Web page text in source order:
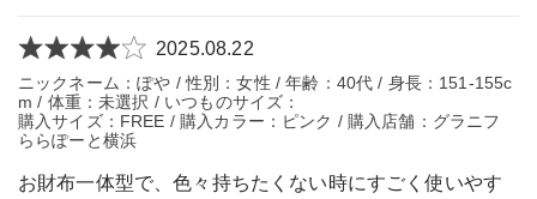
2025.08.22
ニックネーム：ぽや / 性別：女性 / 年齢：40代 / 身長：151-155c
m / 体重：未選択 / いつものサイズ：
購入サイズ：FREE / 購入カラー：ピンク / 購入店舗：グラニフ
ららぽーと横浜
お財布一体型で、色々持ちたくない時にすごく使いやす